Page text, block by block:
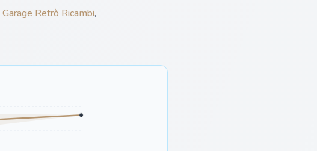
Garage Retrò Ricambi,